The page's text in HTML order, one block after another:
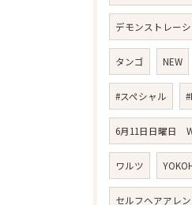
デモンストレー
タンゴ NEW
#スペシャル
6月11日日曜日
ワルツ
セルフヘアアレ